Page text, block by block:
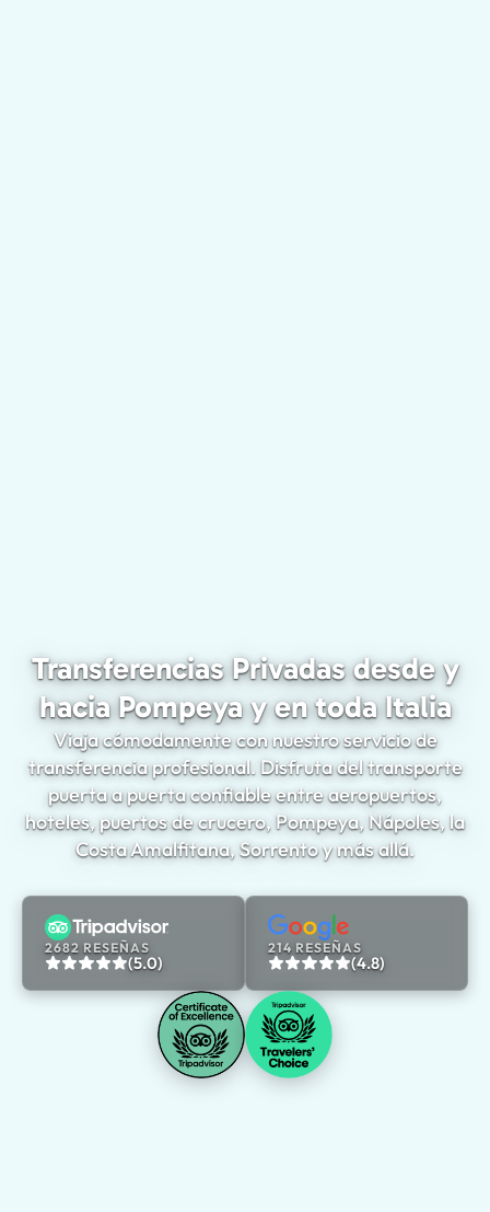
Transferencias Privadas desde y
hacia Pompeya y en toda Italia
Viaja cómodamente con nuestro servicio de
transferencia profesional. Disfruta del transporte
puerta a puerta confiable entre aeropuertos,
hoteles, puertos de crucero, Pompeya, Nápoles, la
Costa Amalfitana, Sorrento y más allá.
2682 RESEÑAS
(5.0)
214 RESEÑAS
(4.8)